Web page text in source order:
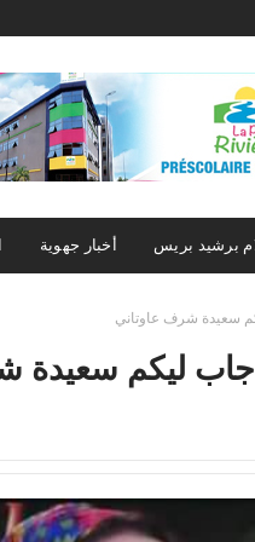
برشيد بريس أخبار جهوية
سعيدة شرف عاوتاني
جاب ليكم